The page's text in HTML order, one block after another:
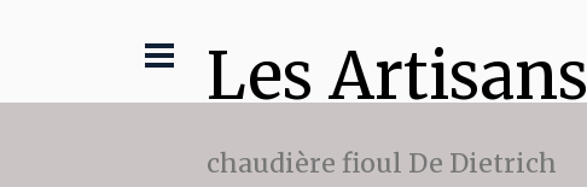
Les Artisans
chaudière fioul De Dietrich